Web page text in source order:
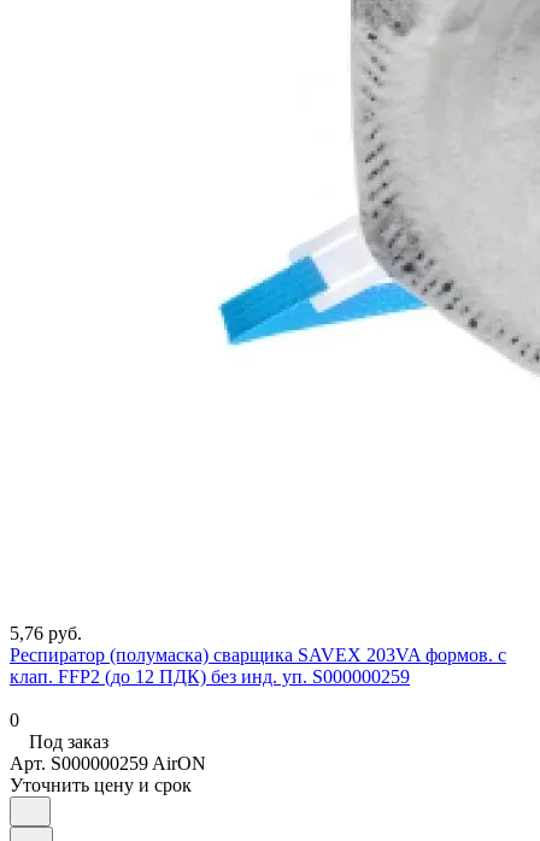
5,76 руб.
Респиратор (полумаска) сварщика SAVEX 203VA формов. с
клап. FFP2 (до 12 ПДК) без инд. уп. S000000259
0
Под заказ
Арт. S000000259 AirON
Уточнить цену и срок